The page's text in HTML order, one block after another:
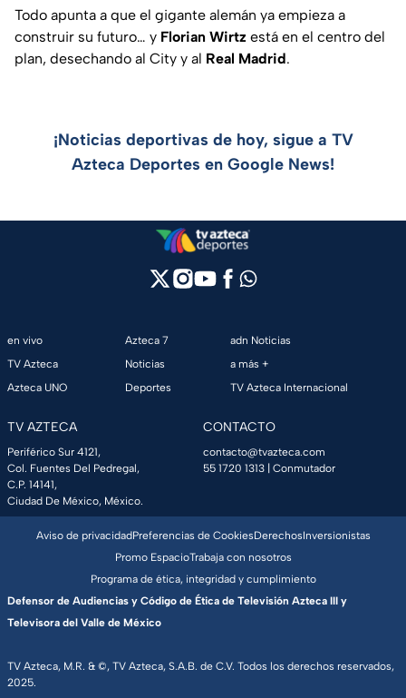
Todo apunta a que el gigante alemán ya empieza a
construir su futuro… y Florian Wirtz está en el centro del
plan, desechando al City y al Real Madrid.
¡Noticias deportivas de hoy, sigue a TV
Azteca Deportes en Google News!
en vivo
TV Azteca
Azteca UNO
Azteca 7
Noticias
Deportes
adn Noticias
a más +
TV Azteca Internacional
TV AZTECA
Periférico Sur 4121,
Col. Fuentes Del Pedregal,
C.P. 14141,
Ciudad De México, México.
CONTACTO
contacto@tvazteca.com
55 1720 1313 | Conmutador
TV Azteca, M.R. & ©, TV Azteca, S.A.B. de C.V. Todos los derechos reservados,
2025.
Aviso de privacidadPreferencias de CookiesDerechosInversionistas
Promo EspacioTrabaja con nosotros
Programa de ética, integridad y cumplimiento
Defensor de Audiencias y Código de Ética de Televisión Azteca III y
Televisora del Valle de México